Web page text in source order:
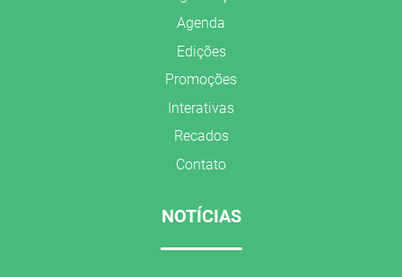
Agenda
Edições
Promoções
Interativas
Recados
Contato
NOTÍCIAS